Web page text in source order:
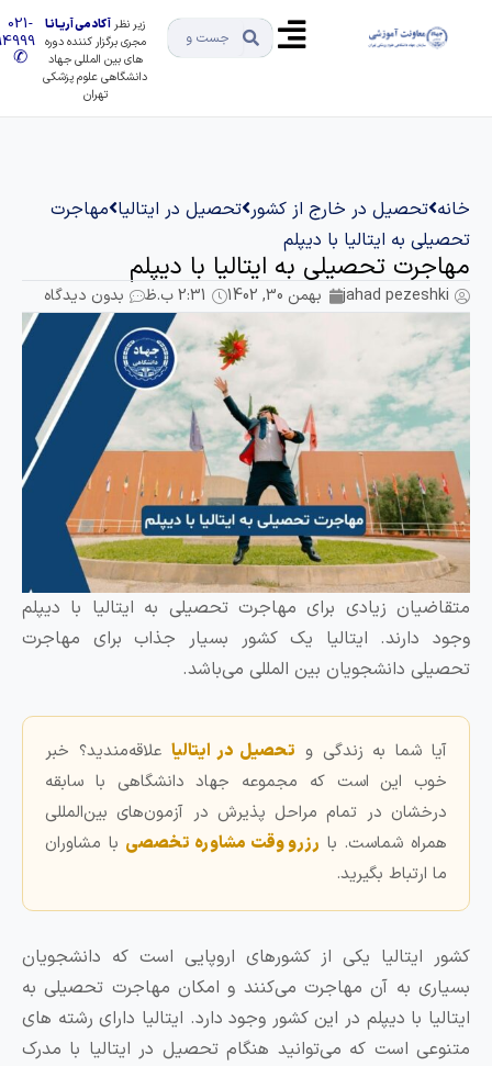
زیر نظرآکادمی آریـانـا
مجری برگزار کننده دوره
های بین المللی جهاد
دانشگاهی علوم پزشکی
021-
91494999
✆
تحصیل در خارج از کشور تحصیل در ایتالیا مهاجرت
به ایتالیا با دیپلم
تحصیلی به ایتالیا با دیپلم
jahad pezeshki بهمن 30, 1402 2:31 ب.ظ بدون دیدگاه
زیادی برای مهاجرت تحصیلی به ایتالیا با دیپلم
دارند. ایتالیا یک کشور بسیار جذاب برای مهاجرت
دانشجویان بین المللی می‌باشد.
آیا شما به زندگی وتحصیل در ایتالیاعلاقه‌مندید؟ خبر
خوب این است که مجموعه جهاد دانشگاهی با سابقه
درخشان در تمام مراحل پذیرش در آزمون‌های بین‌المللی
همراه شماست. بارزرو وقت مشاوره تخصصیبا مشاوران
ما ارتباط بگیرید.
ایتالیا یکی از کشورهای اروپایی است که دانشجویان
به آن مهاجرت می‌کنند و امکان مهاجرت تحصیلی به
با دیپلم در این کشور وجود دارد. ایتالیا دارای رشته های
است که می‌توانید هنگام تحصیل در ایتالیا با مدرک